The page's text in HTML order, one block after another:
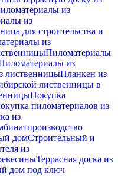
из
из
для строительства и
из
Пиломатериалы
из
лиственницыПланкен из
лиственницы в
Покупка
пиломатериалов из
из
производство
домСтроительный и
из
Террасная доска из
дом под ключ